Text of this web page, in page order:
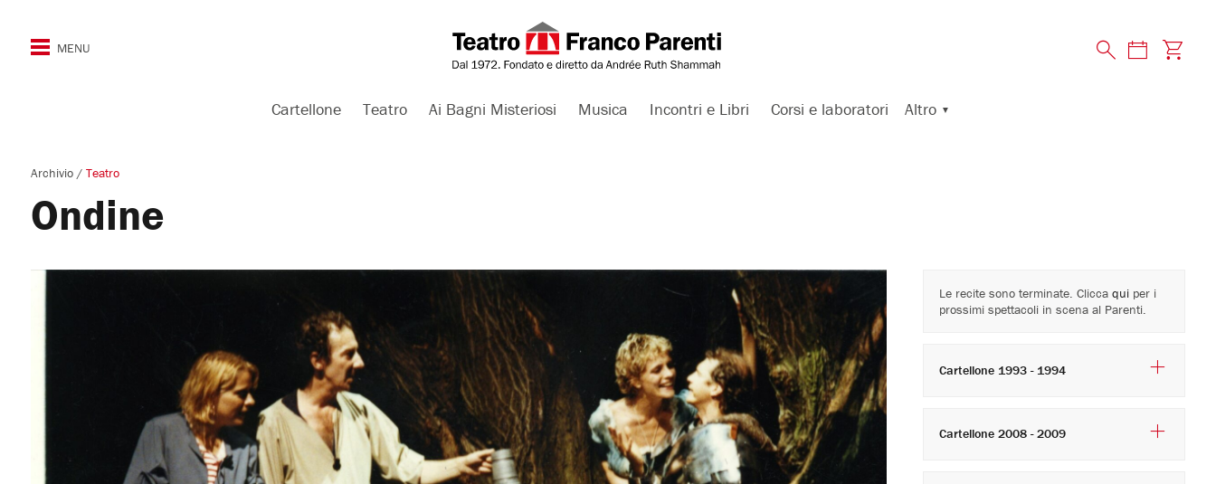
Cartellone Teatro Ai Bagni Misteriosi Musica Incontri e Libri Corsi e laboratori Altro
Archivio / Teatro
Ondine
Le recite sono terminate. Clicca quiper i
prossimi spettacoli in scena al Parenti.
Cartellone 1993 - 1994
Cartellone 2008 - 2009